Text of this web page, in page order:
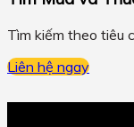
Tìm kiếm theo tiêu
Liên hệ ngay